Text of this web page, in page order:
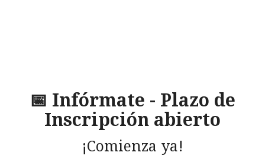
📅 Infórmate - Plazo de
Inscripción abierto
¡Comienza ya!